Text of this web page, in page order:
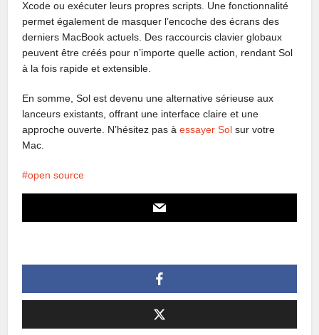
Xcode ou exécuter leurs propres scripts. Une fonctionnalité
permet également de masquer l’encoche des écrans des
derniers MacBook actuels. Des raccourcis clavier globaux
peuvent être créés pour n’importe quelle action, rendant Sol
à la fois rapide et extensible.
En somme, Sol est devenu une alternative sérieuse aux
lanceurs existants, offrant une interface claire et une
approche ouverte. N’hésitez pas àessayer Sol sur votre
Mac.
open source